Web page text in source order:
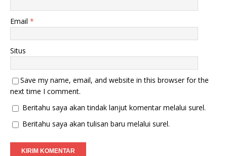
Email *
Situs
Save my name, email, and website in this browser for the
next time I comment.
Beritahu saya akan tindak lanjut komentar melalui surel.
Beritahu saya akan tulisan baru melalui surel.